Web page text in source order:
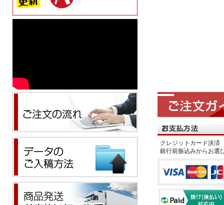
クレジットカード決
銀行前振込みからお選